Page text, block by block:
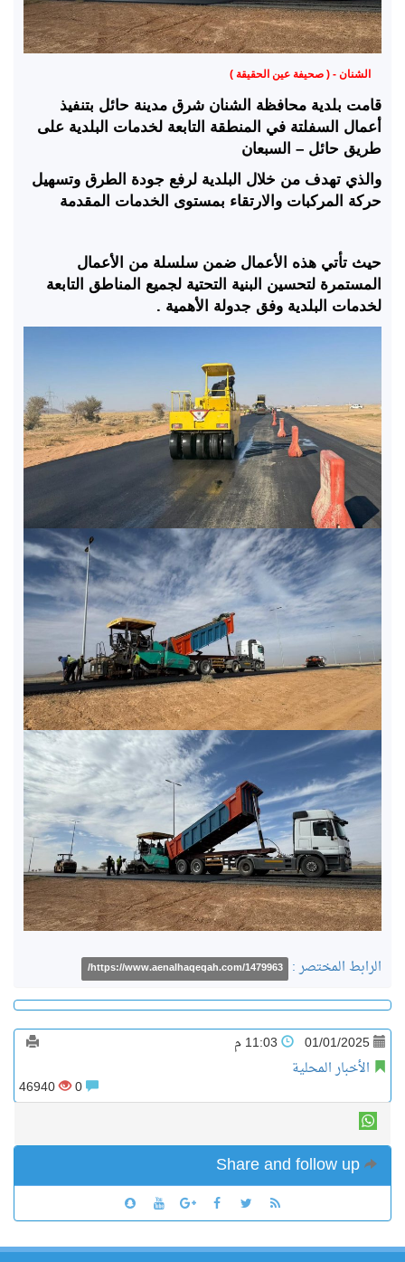
الشنان - ( صحيفة عين الحقيقة )
قامت بلدية محافظة الشنان شرق مدينة حائل بتنفيذ
أعمال السفلتة في المنطقة التابعة لخدمات البلدية على
طريق حائل – السبعان
والذي تهدف من خلال البلدية لرفع جودة الطرق وتسهيل
حركة المركبات والارتقاء بمستوى الخدمات المقدمة
حيث تأتي هذه الأعمال ضمن سلسلة من الأعمال
المستمرة لتحسين البنية التحتية لجميع المناطق التابعة
لخدمات البلدية وفق جدولة الأهمية .
الرابط المختصر : https://www.aenalhaqeqah.com/1479963/
01/01/2025
الأخبار المحلية
46940